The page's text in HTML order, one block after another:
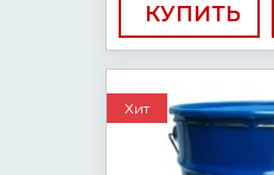
КУПИТЬ
Хит